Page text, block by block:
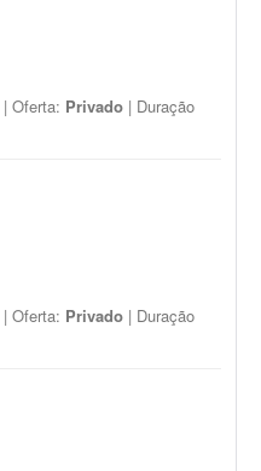
| Oferta: Privado | Duração
| Oferta: Privado | Duração